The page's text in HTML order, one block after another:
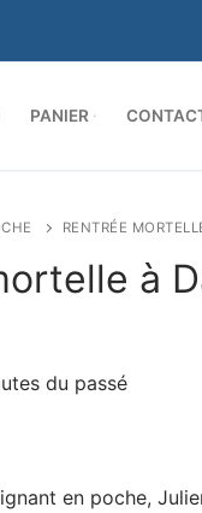
PANIER
RENTRÉE
à
du passé
en poche,